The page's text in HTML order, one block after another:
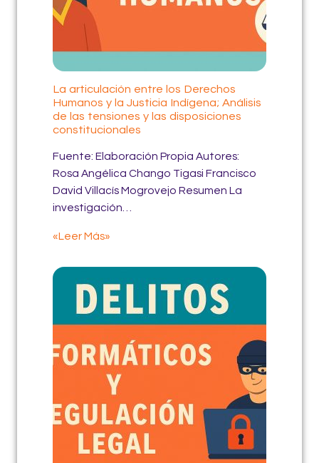
La articulación entre los Derechos
Humanos y la Justicia Indígena; Análisis
de las tensiones y las disposiciones
constitucionales
Fuente: Elaboración Propia Autores:
Rosa Angélica Chango Tigasi Francisco
David Villacís Mogrovejo Resumen La
investigación…
«Leer Más»